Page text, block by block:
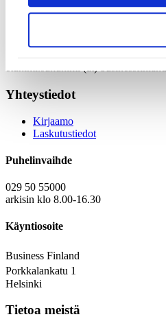
Kenneth Nyholm
Yhteystiedot
Kirjaamo
Laskutustiedot
Puhelinvaihde
029 50 55000
arkisin klo 8.00-16.30
Käyntiosoite
Business Finland
Porkkalankatu 1
Helsinki
Tietoa meistä